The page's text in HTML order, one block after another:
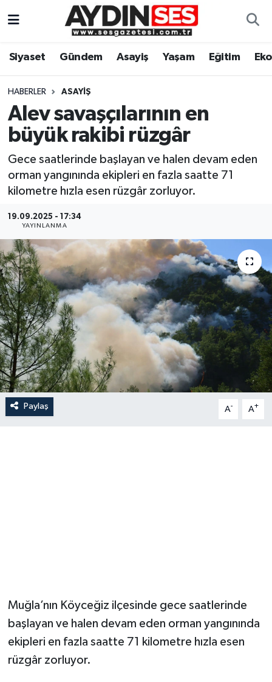
Siyaset Gündem Asayiş Yaşam Eğitim
HABERLER ASAYIŞ
Alev savaşçılarının en
büyük rakibi rüzgâr
Gece saatlerinde başlayan ve halen devam eden
orman yangınında ekipleri en fazla saatte 71
kilometre hızla esen rüzgâr zorluyor.
19.09.2025 - 17:34
YAYINLANMA
Paylaş A- A+
Muğla’nın Köyceğiz ilçesinde gece saatlerinde
başlayan ve halen devam eden orman yangınında
ekipleri en fazla saatte 71 kilometre hızla esen
rüzgâr zorluyor.
Gündem
Siyaset
Ekonomi
Spor
Aydın Hava Durumu
Aydin Namaz Vakitleri
Aydın Trafik Yoğunluk Haritası
Süper Lig Puan Durumu ve Fikstür
Haber Arşivi